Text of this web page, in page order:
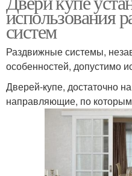
использования
систем
Раздвижные системы,
особенностей, допустимо
Дверей-купе, достаточно
направляющие, по